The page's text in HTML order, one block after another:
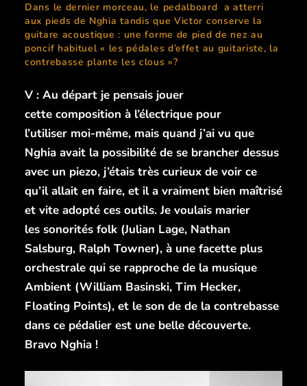
Dans le dernier morceau, le pedalboard a atterri
aux pieds de Nghia tandis que Victor conserve la
guitare acoustique : une forme de pied de nez au
poncif habituel « les pédales d’effet au guitariste, la
contrebasse plante les clous »?
V : Au départ je pensais jouer
cette composition à l’électrique pour
l’utiliser moi-même, mais quand j’ai vu que
Nghia avait la possibilité de se brancher dessus
avec un piezo, j’étais très curieux de voir ce
qu’il allait en faire, et il a vraiment bien maîtrisé
et vite adopté ces outils. Je voulais marier
les sonorités folk (Julian Lage, Nathan
Salsburg, Ralph Towner), à une facette plus
orchestrale qui se rapproche de la musique
Ambient (William Basinski, Tim Hecker,
Floating Points), et le son de de la contrebasse
dans ce pédalier est une belle découverte.
Bravo Nghia !